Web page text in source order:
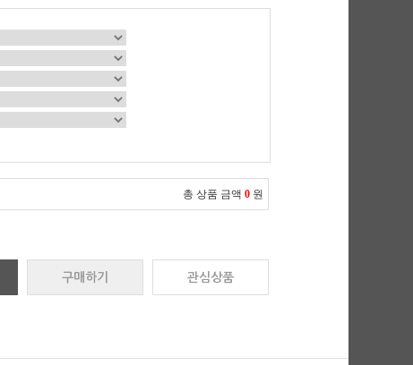
총 상품 금액 0 원
구매하기 관심상품